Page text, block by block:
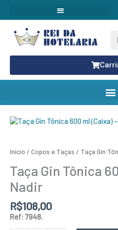
o
conteúdo
Início / Copos e Taças / Taça Gin
Taça Gin Tônica
Nadir
R$108,00
Ref: 7948.
Taça
ml
(Caixa)
–
Nadir
quantidade